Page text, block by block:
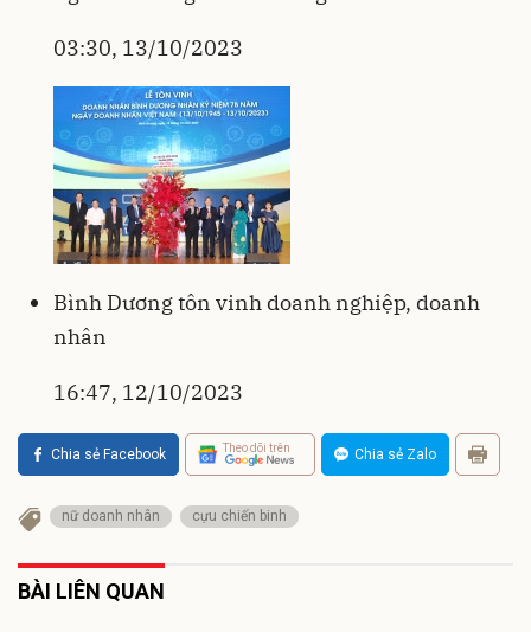
03:30, 13/10/2023
Bình Dương tôn vinh doanh nghiệp, doanh
nhân
16:47, 12/10/2023
Chia sẻ Facebook Theo dõi trên Chia sẻ Zalo
nữ doanh nhân cựu chiến binh
BÀI LIÊN QUAN